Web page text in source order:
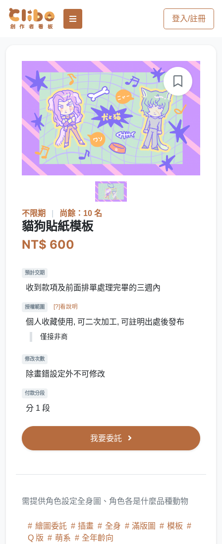
登入/註冊
不限期 尚餘：10 名
貓狗貼紙模板
NT$ 600
預計交期
收到款項及前面排單處理完畢的三週內
授權範圍 [?]看說明
個人收藏使用, 可二次加工, 可註明出處後發布
僅接非商
修改次數
除畫錯設定外不可修改
付款分段
分 1 段
我要委託
需提供角色設定全身圖、角色各是什麼品種動物
繪圖委託 插畫 全身 滿版圖
模板
Q 版
萌系 全年齡向